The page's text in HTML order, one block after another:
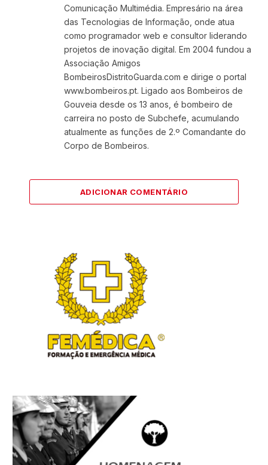
Comunicação Multimédia. Empresário na área
das Tecnologias de Informação, onde atua
como programador web e consultor liderando
projetos de inovação digital. Em 2004 fundou a
Associação Amigos
BombeirosDistritoGuarda.com e dirige o portal
www.bombeiros.pt. Ligado aos Bombeiros de
Gouveia desde os 13 anos, é bombeiro de
carreira no posto de Subchefe, acumulando
atualmente as funções de 2.º Comandante do
Corpo de Bombeiros.
ADICIONAR COMENTÁRIO